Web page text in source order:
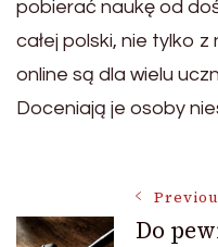
pobierać naukę od
całej polski, nie tylko z
online są dla wielu
Doceniają je osoby
Post
Do